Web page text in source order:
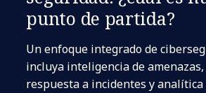
punto de partida?
Un enfoque integrado de
incluya inteligencia de
respuesta a incidentes y analítica